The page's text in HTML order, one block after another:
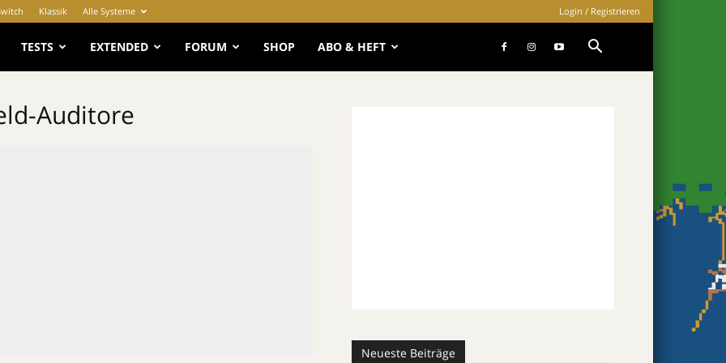
Klassik Alle Systeme Login / Registrieren
TESTS EXTENDED FORUM SHOP ABO & HEFT
Auditore
Neueste Beiträge